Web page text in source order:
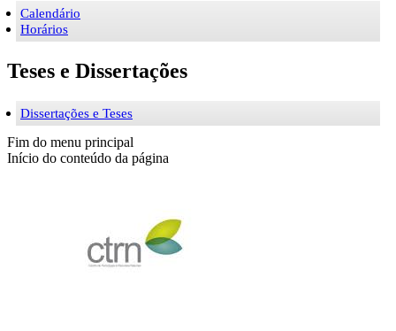
Calendário
Horários
Teses e Dissertações
Dissertações e Teses
Fim do menu principal
Início do conteúdo da página